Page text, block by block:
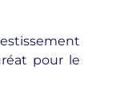
pour le